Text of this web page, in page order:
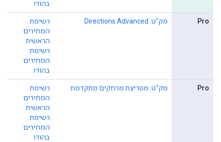
בהודו
Pro מק"ט: Directions Advanced
רשימת
המחירים
הראשית
רשימת
המחירים
בהודו
Pro מק"ט: מטריצת מרחקים מתקדמת
רשימת
המחירים
הראשית
רשימת
המחירים
בהודו